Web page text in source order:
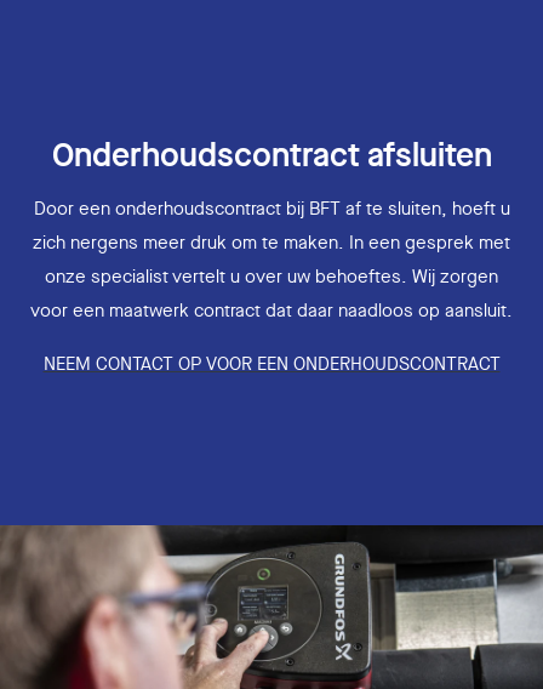
Onderhoudscontract afsluiten
Door een onderhoudscontract bij BFT af te sluiten, hoeft u
zich nergens meer druk om te maken. In een gesprek met
onze specialist vertelt u over uw behoeftes. Wij zorgen
voor een maatwerk contract dat daar naadloos op aansluit.
NEEM CONTACT OP VOOR EEN ONDERHOUDSCONTRACT